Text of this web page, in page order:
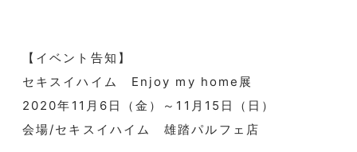
【イベント告知】
セキスイハイム Enjoy my home展
2020年11月6日（金）～11月15日（日）
会場/セキスイハイム 雄踏パルフェ店